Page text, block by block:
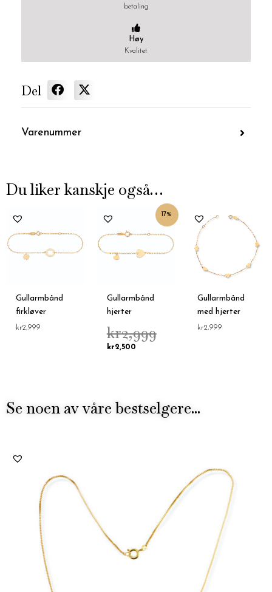
betaling
Høy
Kvalitet
Del
Varenummer
Du liker kanskje også…
Gullarmbånd
firkløver
kr2,999
17%
Gullarmbånd
hjerter
kr2,999
Opprinnelig
pris
kr2,999.
kr2,500
Nåværende
Gullarmbånd
med hjerter
kr2,999
Se noen av våre bestselgere...